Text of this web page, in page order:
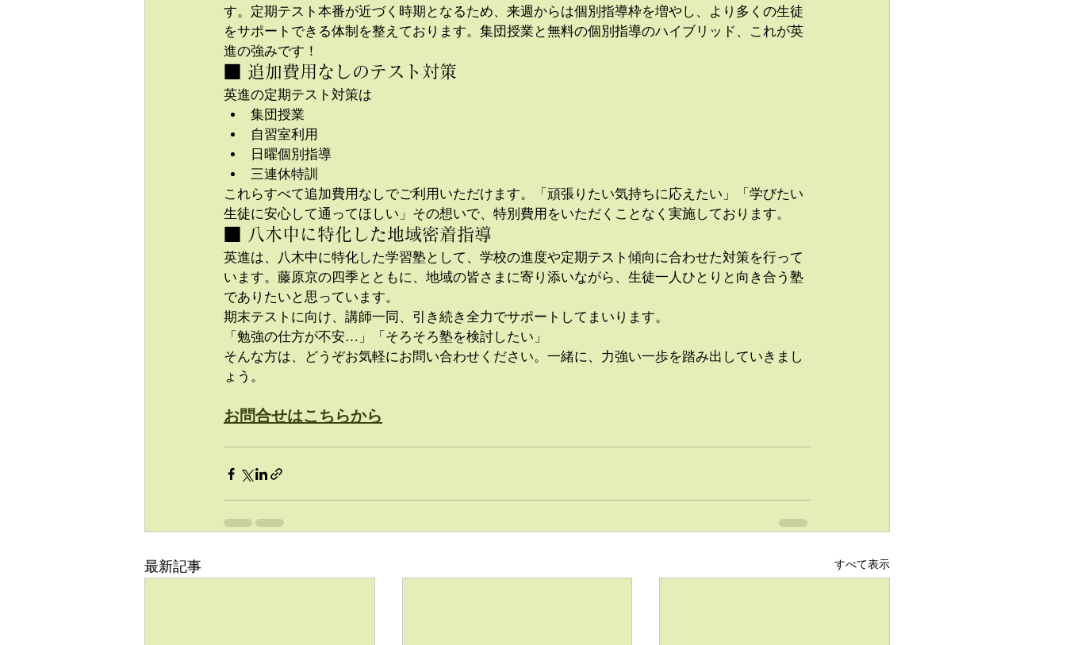
す。定期テスト本番が近づく時期となるため、来週からは個別指導枠を増やし、より多くの生徒
をサポートできる体制を整えております。集団授業と無料の個別指導のハイブリッド、これが英
進の強みです！
■ 追加費用なしのテスト対策
英進の定期テスト対策は
集団授業
自習室利用
日曜個別指導
三連休特訓
これらすべて追加費用なしでご利用いただけます。「頑張りたい気持ちに応えたい」「学びたい
生徒に安心して通ってほしい」その想いで、特別費用をいただくことなく実施しております。
■ 八木中に特化した地域密着指導
英進は、八木中に特化した学習塾として、学校の進度や定期テスト傾向に合わせた対策を行って
います。藤原京の四季とともに、地域の皆さまに寄り添いながら、生徒一人ひとりと向き合う塾
でありたいと思っています。
期末テストに向け、講師一同、引き続き全力でサポートしてまいります。
「勉強の仕方が不安…」「そろそろ塾を検討したい」
そんな方は、どうぞお気軽にお問い合わせください。一緒に、力強い一歩を踏み出していきまし
ょう。
お問合せはこちらから
最新記事 すべて表示